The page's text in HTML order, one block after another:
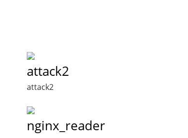
attack2
attack2
nginx_reader